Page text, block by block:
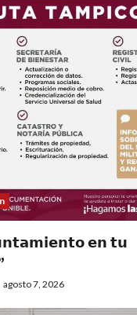
𝗲𝗻 𝘁𝘂
agosto 7, 2026